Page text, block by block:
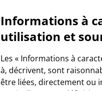
Informations à
utilisation et
Les « Informations à
à, décrivent, sont
être liées, directement ou